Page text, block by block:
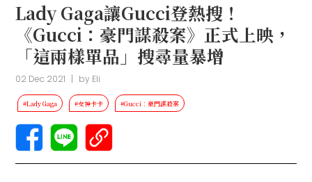
Lady Gaga讓Gucci登熱搜！
《Gucci：豪門謀殺案》正式上映，
「這兩樣單品」搜尋量暴增
02 Dec 2021 | by Eli
#Lady Gaga #女神卡卡 #Gucci：豪門謀殺案